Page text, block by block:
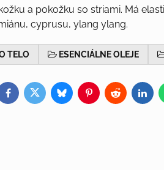
a pokožku so striami. Má
cyprusu, ylang ylang.
TELO ESENCIÁLNE OLEJE
Facebook
TwitterBlueskyPinterestReddit